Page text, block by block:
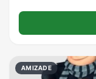
AMIZADE